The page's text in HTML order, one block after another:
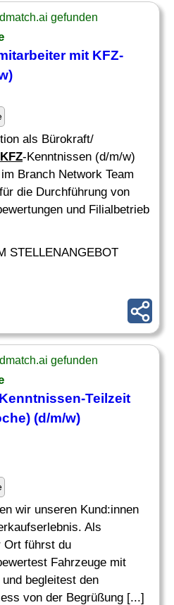
gefunden
mit KFZ-
als Bürokraft/
KFZ-Kenntnissen (d/m/w)
Branch Network Team
die Durchführung von
und Filialbetrieb
STELLENANGEBOT
gefunden
Teilzeit
(d/m/w)
wir unseren Kund:innen
Als
Ort führst du
Fahrzeuge mit
begleitest den
von der Begrüßung [...]